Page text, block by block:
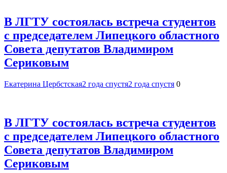
В ЛГТУ состоялась встреча студентов
с председателем Липецкого областного
Совета депутатов Владимиром
Сериковым
Екатерина Цербстская2 года спустя2 года спустя 0
В ЛГТУ состоялась встреча студентов
с председателем Липецкого областного
Совета депутатов Владимиром
Сериковым